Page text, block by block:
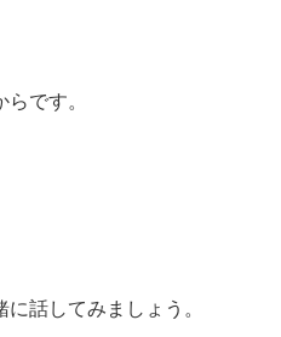
です。
話してみましょう。